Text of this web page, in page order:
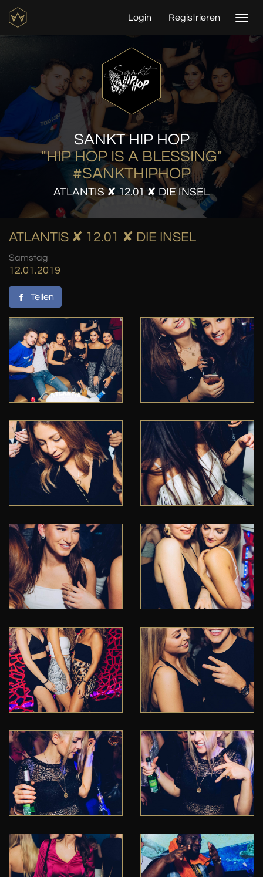
Login Registrieren
SANKT HIP HOP
"HIP HOP IS A BLESSING"
#SANKTHIPHOP
ATLANTIS ✘ 12.01 ✘ DIE INSEL
ATLANTIS ✘ 12.01 ✘ DIE INSEL
Samstag
12.01.2019
Teilen